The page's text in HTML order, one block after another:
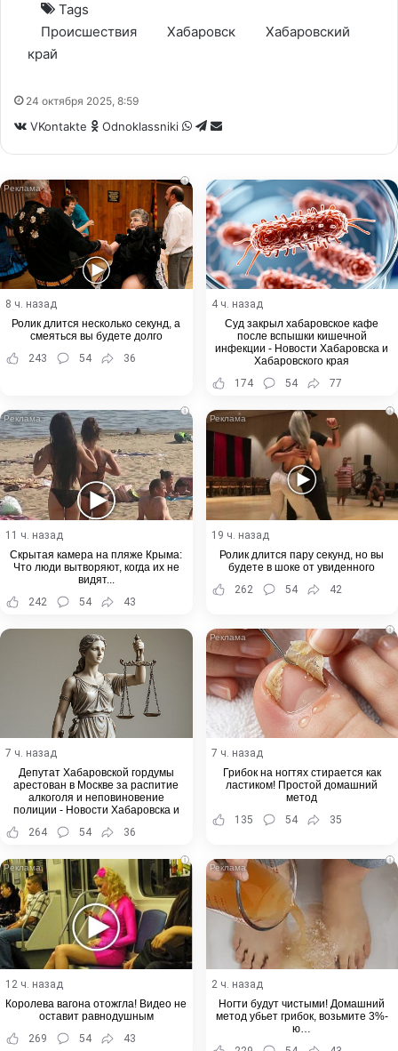
Tags
Происшествия
Хабаровск
Хабаровский
край
24 октября 2025, 8:59
VKontakte Odnoklassniki WhatsApp
Telegram
Share
i
8 ч. назад
Ролик длится несколько секунд, а
смеяться вы будете долго
243
54 36
4 ч. назад
Суд закрыл хабаровское кафе
после вспышки кишечной
инфекции - Новости Хабаровска и
Хабаровского края
174
54 77
i
11 ч. назад
Скрытая камера на пляже Крыма:
Что люди вытворяют, когда их не
видят...
242
54 43
i
19 ч. назад
Ролик длится пару секунд, но вы
будете в шоке от увиденного
262
54 42
7 ч. назад
Депутат Хабаровской гордумы
арестован в Москве за распитие
алкоголя и неповиновение
полиции - Новости Хабаровска и
264 54 36
i
7 ч. назад
Грибок на ногтях стирается как
ластиком! Простой домашний
метод
135
54 35
i
12 ч. назад
Королева вагона отожгла! Видео не
оставит равнодушным
269
54 43
i
2 ч. назад
Ногти будут чистыми! Домашний
метод убьет грибок, возьмите 3%-
ю…